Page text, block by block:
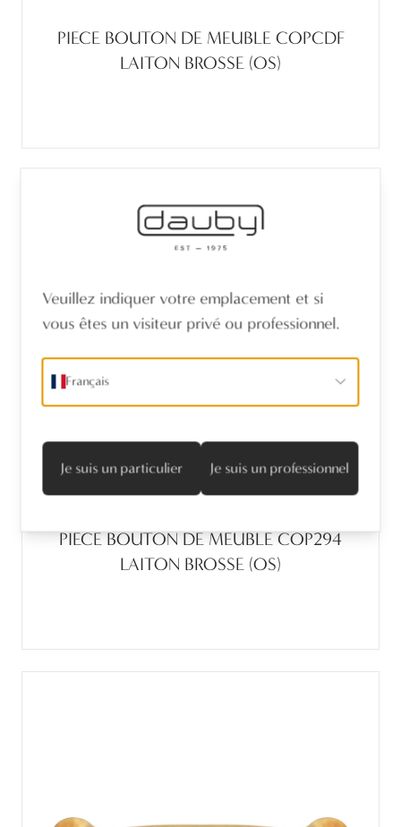
PIECE BOUTON DE MEUBLE COPCDF
LAITON BROSSE (OS)
PIECE BOUTON DE MEUBLE COP294
LAITON BROSSE (OS)
Veuillez indiquer votre emplacement et si
vous êtes un visiteur privé ou professionnel.
Français
Je suis un particulier Je suis un professionnel